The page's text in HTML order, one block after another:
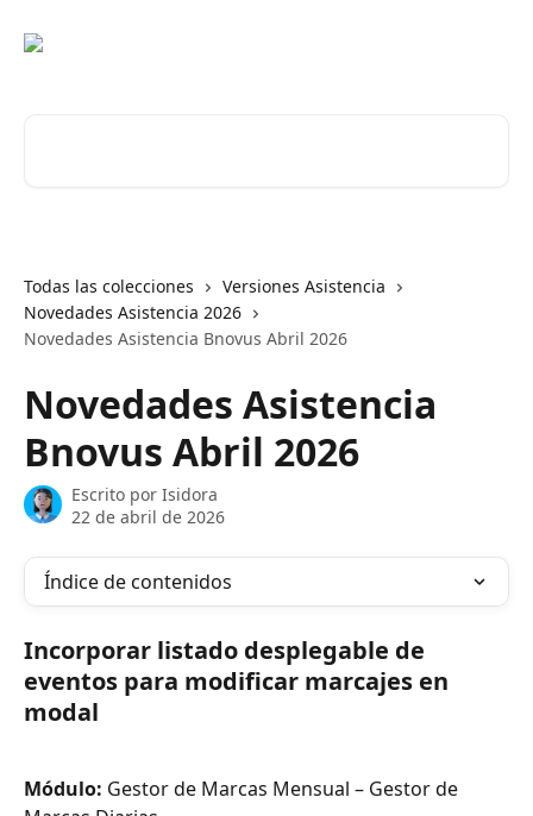
Todas las colecciones
Versiones Asistencia
Novedades Asistencia 2026
Novedades Asistencia Bnovus Abril 2026
Novedades Asistencia
Bnovus Abril 2026
Escrito por Isidora
22 de abril de 2026
Índice de contenidos
Incorporar listado desplegable de
eventos para modificar marcajes en
modal
Módulo: Gestor de Marcas Mensual – Gestor de